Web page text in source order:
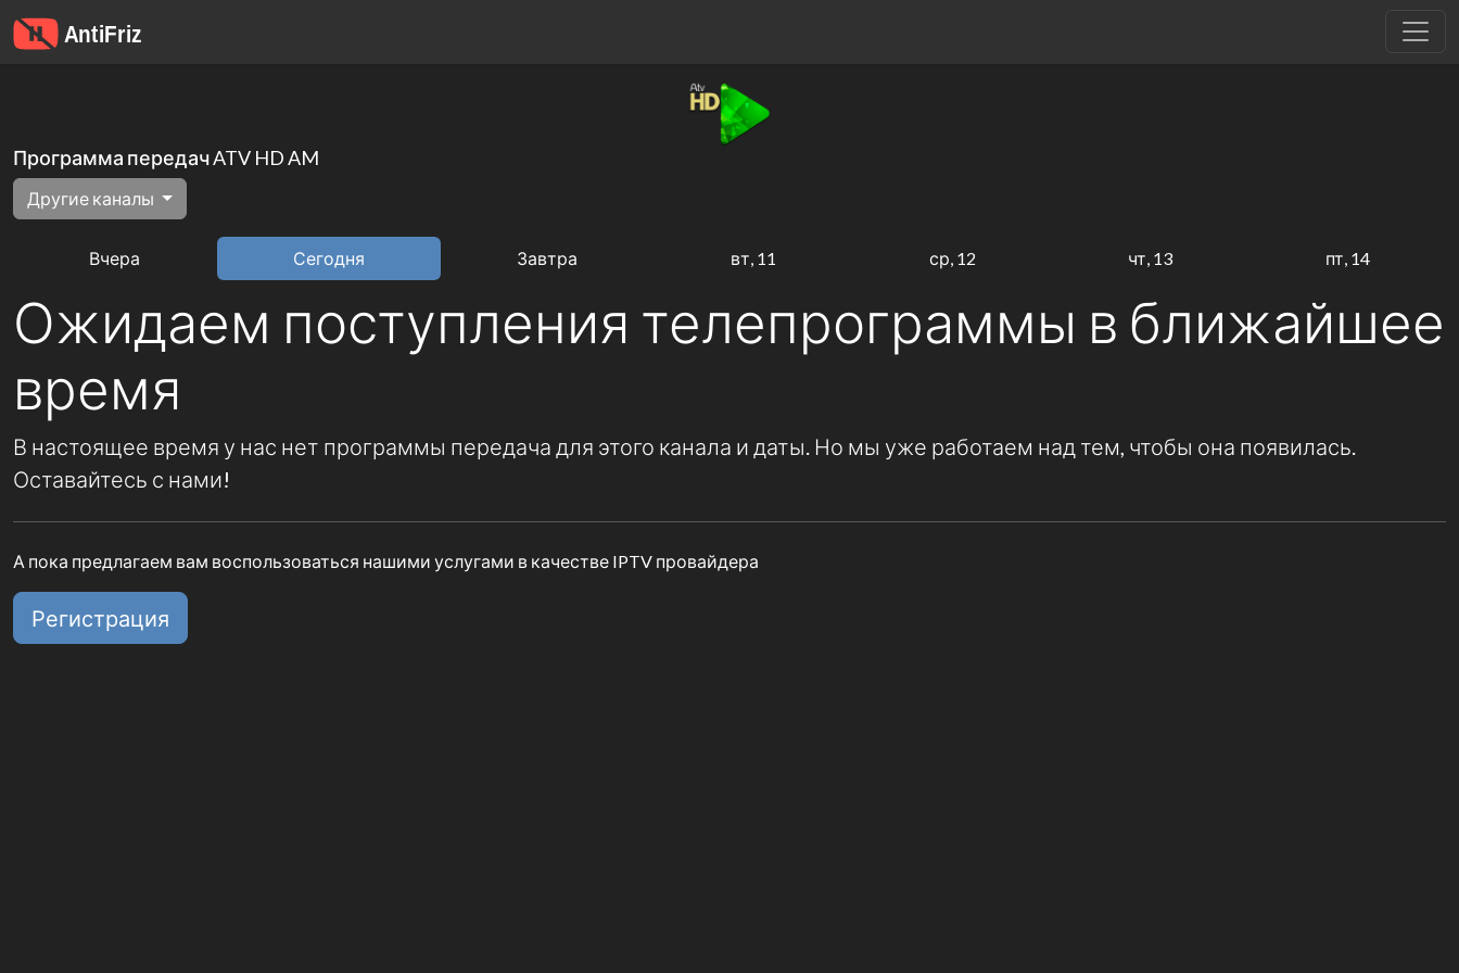
Программа передач ATV HD AM
Другие каналы
Вчера Сегодня Завтра вт, 11 ср, 12 чт, 13 пт, 14
Ожидаем поступления телепрограммы в ближайшее
время
В настоящее время у нас нет программы передача для этого канала и даты. Но мы уже работаем над тем, чтобы она появилась.
Оставайтесь с нами!
А пока предлагаем вам воспользоваться нашими услугами в качестве IPTV провайдера
Регистрация